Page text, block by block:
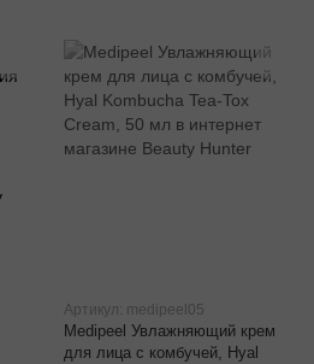
Артикул: medipeel05
Medipeel Увлажняющий крем
для лица с комбучей, Hyal